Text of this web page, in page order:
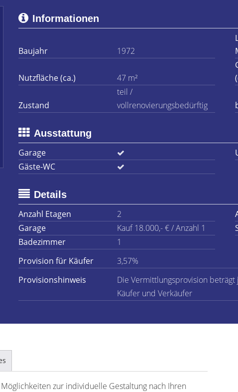
Informationen
Baujahr 1972
Nutzfläche (ca.) 47 m²
Zustand
teil /
vollrenovierungsbedürftig
Ausstattung
Garage
Gäste-WC
Details
Anzahl Etagen
2
Garage
Kauf 18.000,- € / Anzahl 1
Badezimmer
1
Provision für Käufer
3,57%
Provisionshinweis
Die Vermittlungsprovision
Käufer und Verkäufer
zur individuelle Gestaltung nach Ihren